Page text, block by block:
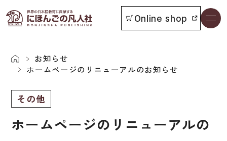
書籍一覧
お知らせ
イベント
Online shop
本をさがす
お知らせ
ホームページのリニューアルのお知らせ
その他
ホームページのリニューアルの